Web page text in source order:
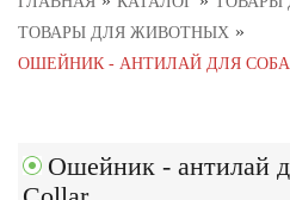
ТОВАРЫ ДЛЯ ЖИВОТНЫХ »
ОШЕЙНИК - АНТИЛАЙ ДЛЯ СОБАК
Ошейник - антилай